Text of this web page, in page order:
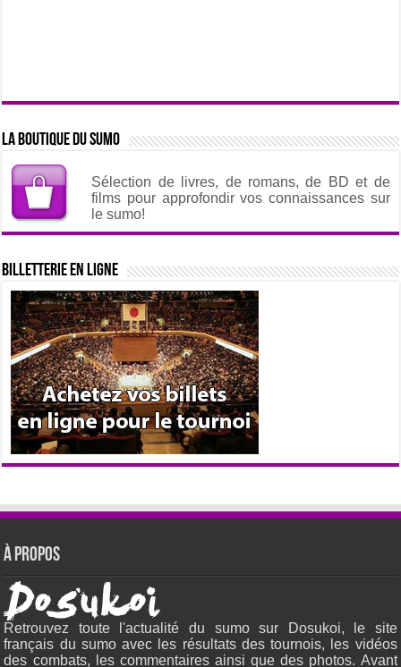
La boutique du sumo
Sélection de livres, de romans, de BD et de
films pour approfondir vos connaissances sur
le sumo!
Billetterie en ligne
À propos
Retrouvez toute l'actualité du sumo sur Dosukoi, le site
français du sumo avec les résultats des tournois, les vidéos
des combats, les commentaires ainsi que des photos. Avant